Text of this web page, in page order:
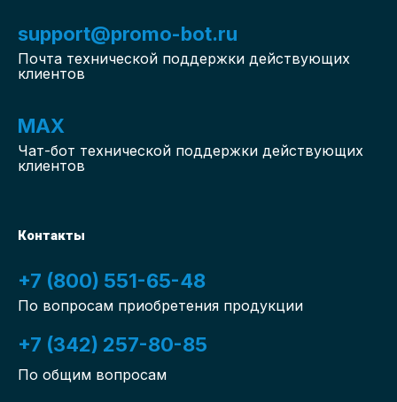
support@promo-bot.ru
Почта технической поддержки действующих
клиентов
MAX
Чат-бот технической поддержки действующих
клиентов
Контакты
+7 (800) 551-65-48
По вопросам приобретения продукции
+7 (342) 257-80-85
По общим вопросам